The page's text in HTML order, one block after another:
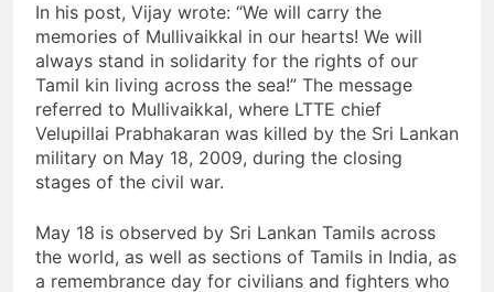
In his post, Vijay wrote: “We will carry the
memories of Mullivaikkal in our hearts! We will
always stand in solidarity for the rights of our
Tamil kin living across the sea!” The message
referred to Mullivaikkal, where LTTE chief
Velupillai Prabhakaran was killed by the Sri Lankan
military on May 18, 2009, during the closing
stages of the civil war.
May 18 is observed by Sri Lankan Tamils across
the world, as well as sections of Tamils in India, as
a remembrance day for civilians and fighters who